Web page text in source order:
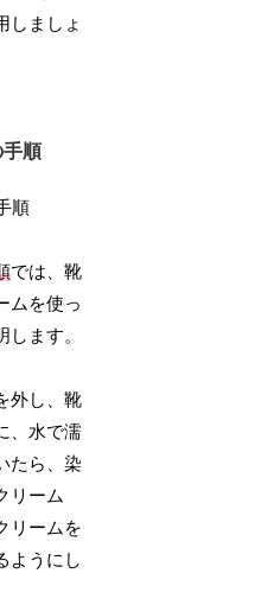
しましょ
手順
では、靴
ムを使っ
ます。
外し、靴
、水で濡
たら、染
リーム
リームを
ようにし